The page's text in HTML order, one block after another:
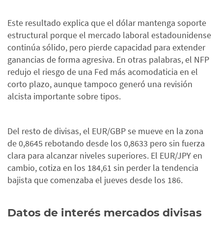
Este resultado explica que el dólar mantenga soporte
estructural porque el mercado laboral estadounidense
continúa sólido, pero pierde capacidad para extender
ganancias de forma agresiva. En otras palabras, el NFP
redujo el riesgo de una Fed más acomodaticia en el
corto plazo, aunque tampoco generó una revisión
alcista importante sobre tipos.
Del resto de divisas, el EUR/GBP se mueve en la zona
de 0,8645 rebotando desde los 0,8633 pero sin fuerza
clara para alcanzar niveles superiores. El EUR/JPY en
cambio, cotiza en los 184,61 sin perder la tendencia
bajista que comenzaba el jueves desde los 186.
Datos de interés mercados divisas